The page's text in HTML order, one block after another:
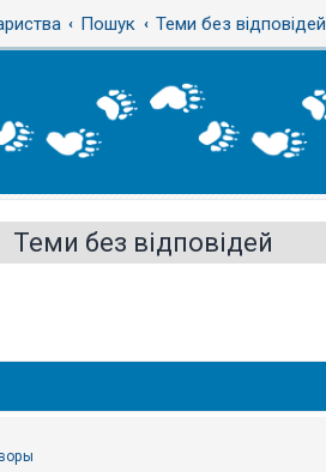
Пошук Теми без відповідей
Теми без відповідей